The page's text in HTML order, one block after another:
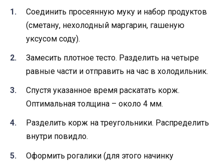
Соединить просеянную муку и набор продуктов
(сметану, нехолодный маргарин, гашеную
уксусом соду).
Замесить плотное тесто. Разделить на четыре
равные части и отправить на час в холодильник.
Спустя указанное время раскатать корж.
Оптимальная толщина – около 4 мм.
Разделить корж на треугольники. Распределить
внутри повидло.
Оформить рогалики (для этого начинку